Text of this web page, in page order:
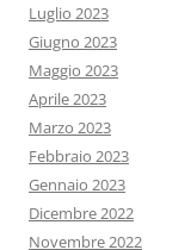
Luglio 2023
Giugno 2023
Maggio 2023
Aprile 2023
Marzo 2023
Febbraio 2023
Gennaio 2023
Dicembre 2022
Novembre 2022